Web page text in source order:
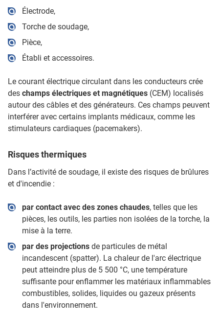
Électrode,
Torche de soudage,
Pièce,
Établi et accessoires.
Le courant électrique circulant dans les conducteurs crée
des champs électriques et magnétiques (CEM) localisés
autour des câbles et des générateurs. Ces champs peuvent
interférer avec certains implants médicaux, comme les
stimulateurs cardiaques (pacemakers).
Risques thermiques
Dans l’activité de soudage, il existe des risques de brûlures
et d'incendie :
par contact avec des zones chaudes, telles que les
pièces, les outils, les parties non isolées de la torche, la
mise à la terre.
par des projectionsde particules de métal
incandescent (spatter). La chaleur de l'arc électrique
peut atteindre plus de 5 500 °C, une température
suffisante pour enflammer les matériaux inflammables
combustibles, solides, liquides ou gazeux présents
dans l'environnement.